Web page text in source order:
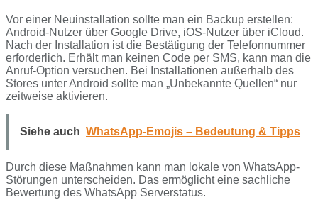
Vor einer Neuinstallation sollte man ein Backup erstellen:
Android-Nutzer über Google Drive, iOS-Nutzer über iCloud.
Nach der Installation ist die Bestätigung der Telefonnummer
erforderlich. Erhält man keinen Code per SMS, kann man die
Anruf-Option versuchen. Bei Installationen außerhalb des
Stores unter Android sollte man „Unbekannte Quellen“ nur
zeitweise aktivieren.
Siehe auch WhatsApp-Emojis – Bedeutung & Tipps
Durch diese Maßnahmen kann man lokale von WhatsApp-
Störungen unterscheiden. Das ermöglicht eine sachliche
Bewertung des WhatsApp Serverstatus.